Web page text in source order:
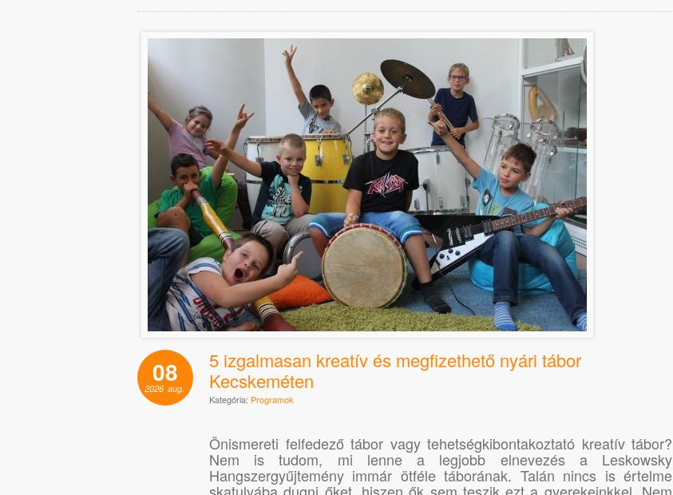
08
2026 aug.
5 izgalmasan kreatív és megfizethető nyári tábor
Kecskeméten
Kategória: Programok
Önismereti felfedező tábor vagy tehetségkibontakoztató kreatív tábor?
Nem is tudom, mi lenne a legjobb elnevezés a Leskowsky
Hangszergyűjtemény immár ötféle táborának. Talán nincs is értelme